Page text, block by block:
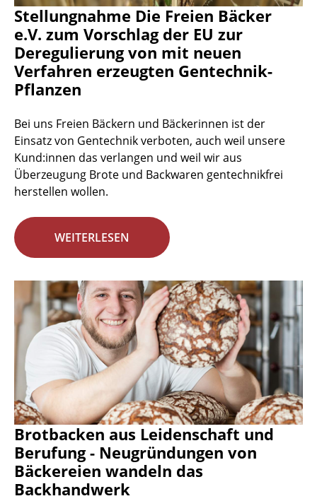
Stellungnahme Die Freien Bäcker
e.V. zum Vorschlag der EU zur
Deregulierung von mit neuen
Verfahren erzeugten Gentechnik-
Pflanzen
Bei uns Freien Bäckern und Bäckerinnen ist der
Einsatz von Gentechnik verboten, auch weil unsere
Kund:innen das verlangen und weil wir aus
Überzeugung Brote und Backwaren gentechnikfrei
herstellen wollen.
WEITERLESEN
Brotbacken aus Leidenschaft und
Berufung - Neugründungen von
Bäckereien wandeln das
Backhandwerk